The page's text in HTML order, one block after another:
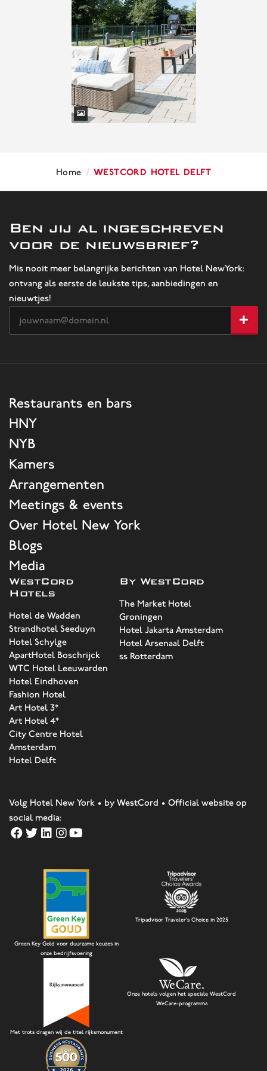
Home / WestCord Hotel Delft
Ben jij al ingeschreven
voor de nieuwsbrief?
Mis nooit meer belangrijke berichten van Hotel NewYork:
ontvang als eerste de leukste tips, aanbiedingen en
nieuwtjes!
Restaurants en bars
HNY
NYB
Kamers
Arrangementen
Meetings & events
Over Hotel New York
Blogs
Media
WestCord
Hotels
Hotel de Wadden
Strandhotel Seeduyn
Hotel Schylge
ApartHotel Boschrijck
WTC Hotel Leeuwarden
Hotel Eindhoven
Fashion Hotel
Art Hotel 3*
Art Hotel 4*
City Centre Hotel
Amsterdam
Hotel Delft
By WestCord
The Market Hotel
Groningen
Hotel Jakarta Amsterdam
Hotel Arsenaal Delft
ss Rotterdam
Volg Hotel New York • by WestCord • Official website op
social media:
Green Key Gold voor duurzame keuzes in
onze bedrijfsvoering
Tripadvisor Traveler's Choice in 2025
Met trots dragen wij de titel rijksmonument
Onze hotels volgen het speciale WestCord
WeCare-programma